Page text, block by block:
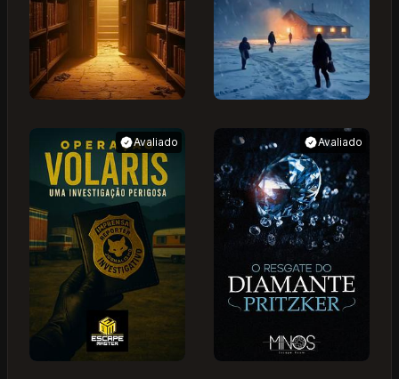
Avaliado Avaliado